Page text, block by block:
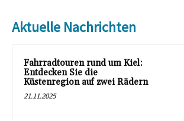
Aktuelle Nachrichten
Fahrradtouren rund um Kiel:
Entdecken Sie die
Küstenregion auf zwei Rädern
21.11.2025